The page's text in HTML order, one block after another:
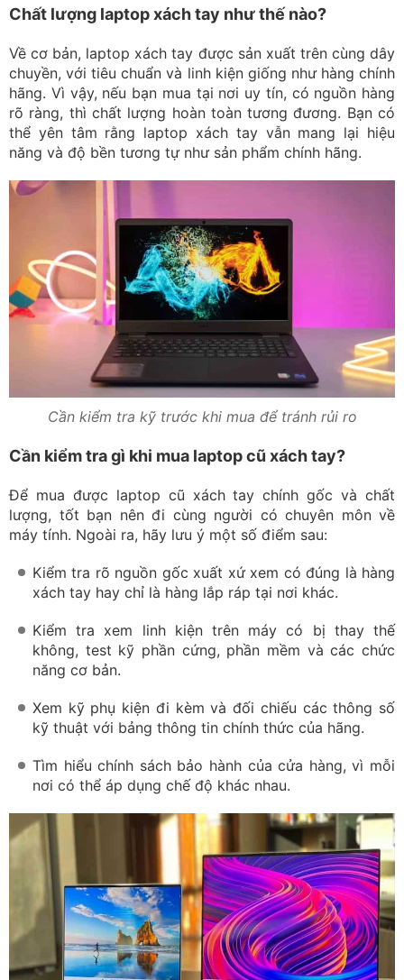
Chất lượng laptop xách tay như thế nào?
Về cơ bản, laptop xách tay được sản xuất trên cùng dây
chuyền, với tiêu chuẩn và linh kiện giống như hàng chính
hãng. Vì vậy, nếu bạn mua tại nơi uy tín, có nguồn hàng
rõ ràng, thì chất lượng hoàn toàn tương đương. Bạn có
thể yên tâm rằng laptop xách tay vẫn mang lại hiệu
năng và độ bền tương tự như sản phẩm chính hãng.
Cần kiểm tra kỹ trước khi mua để tránh rủi ro
Cần kiểm tra gì khi mua laptop cũ xách tay?
Để mua được laptop cũ xách tay chính gốc và chất
lượng, tốt bạn nên đi cùng người có chuyên môn về
máy tính. Ngoài ra, hãy lưu ý một số điểm sau:
Kiểm tra rõ nguồn gốc xuất xứ xem có đúng là hàng
xách tay hay chỉ là hàng lắp ráp tại nơi khác.
Kiểm tra xem linh kiện trên máy có bị thay thế
không, test kỹ phần cứng, phần mềm và các chức
năng cơ bản.
Xem kỹ phụ kiện đi kèm và đối chiếu các thông số
kỹ thuật với bảng thông tin chính thức của hãng.
Tìm hiểu chính sách bảo hành của cửa hàng, vì mỗi
nơi có thể áp dụng chế độ khác nhau.